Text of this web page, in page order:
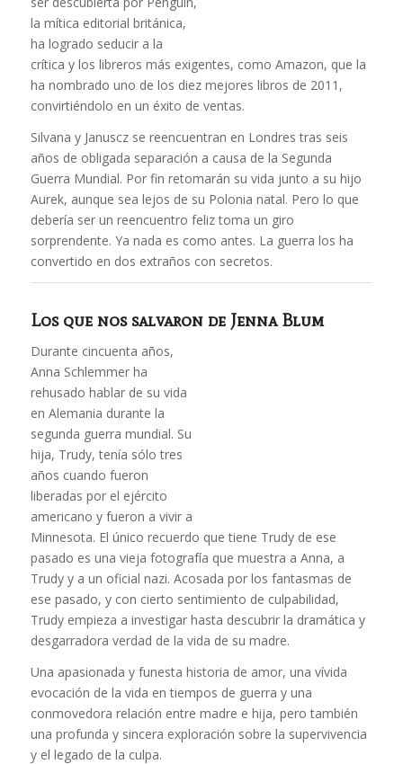
la mítica editorial británica,
ha logrado seducir a la
crítica y los libreros más exigentes, como Amazon, que la
ha nombrado uno de los diez mejores libros de 2011,
convirtiéndolo en un éxito de ventas.
Silvana y Januscz se reencuentran en Londres tras seis
años de obligada separación a causa de la Segunda
Guerra Mundial. Por fin retomarán su vida junto a su hijo
Aurek, aunque sea lejos de su Polonia natal. Pero lo que
debería ser un reencuentro feliz toma un giro
sorprendente. Ya nada es como antes. La guerra los ha
convertido en dos extraños con secretos.
Los que nos salvaronde Jenna Blum
Durante cincuenta años,
Anna Schlemmer ha
rehusado hablar de su vida
en Alemania durante la
segunda guerra mundial. Su
hija, Trudy, tenía sólo tres
años cuando fueron
liberadas por el ejército
americano y fueron a vivir a
Minnesota. El único recuerdo que tiene Trudy de ese
pasado es una vieja fotografía que muestra a Anna, a
Trudy y a un oficial nazi. Acosada por los fantasmas de
ese pasado, y con cierto sentimiento de culpabilidad,
Trudy empieza a investigar hasta descubrir la dramática y
desgarradora verdad de la vida de su madre.
Una apasionada y funesta historia de amor, una vívida
evocación de la vida en tiempos de guerra y una
conmovedora relación entre madre e hija, pero también
una profunda y sincera exploración sobre la supervivencia
y el legado de la culpa.